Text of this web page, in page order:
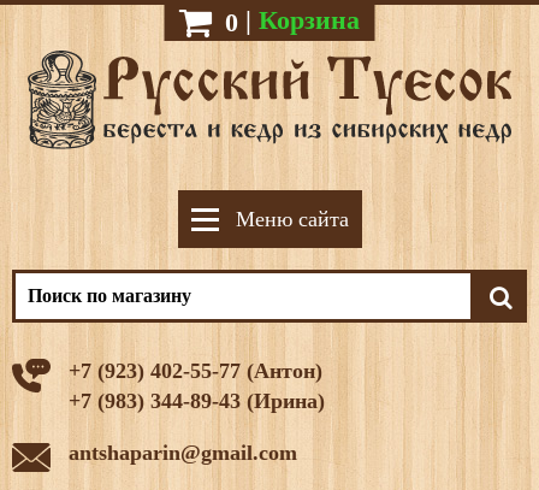
0 | Корзина
Меню сайта
+7 (923) 402-55-77 (Антон)
+7 (983) 344-89-43 (Ирина)
antshaparin@gmail.com